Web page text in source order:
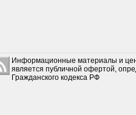
Информационные материалы и
является публичной офертой,
Гражданского кодекса РФ